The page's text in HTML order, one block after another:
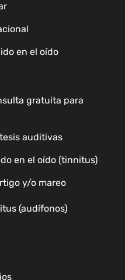
en el oído
gratuita para
auditivas
en el oído (tinnitus)
y/o mareo
(audífonos)